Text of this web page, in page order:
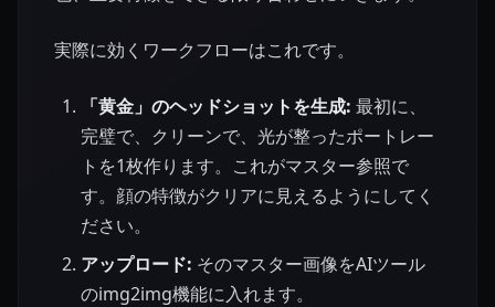
実際に効くワークフローはこれです。
「黄金」のヘッドショットを生成: 最初に、
完璧で、クリーンで、光が整ったポートレー
トを1枚作ります。これがマスター参照で
す。顔の特徴がクリアに見えるようにしてく
ださい。
アップロード: そのマスター画像をAIツール
のimg2img機能に入れます。